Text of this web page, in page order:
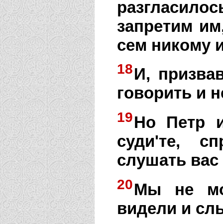
запретим
сем никому
18И,
говорить и
19Но Петр
суди'те,
слушать
20Мы не
видели и